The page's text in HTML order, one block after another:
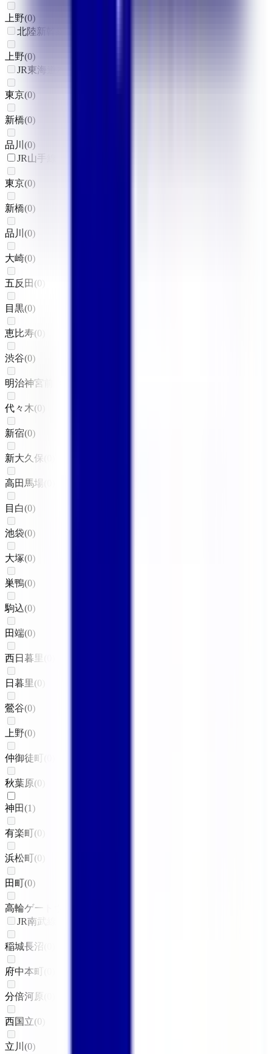
上野(0)
北陸新幹線
上野(0)
JR東海道本線(東京～熱海)
東京(0)
新橋(0)
品川 (0)
JR山手線
東京(0)
新橋(0)
品川 (0)
大崎(0)
五反田 (0
目黒(0)
恵比寿(0
渋谷(0)
明治神宮前〈原宿〉
代々木(0
新宿(0)
新大久保
高田馬場
目白(0)
池袋(0)
大塚(0)
巣鴨(0)
駒込(0)
田端(0)
西日暮里
日暮里(0
鶯谷(0)
上野(0)
仲御徒町
秋葉原(0
神田(1)
有楽町(0
浜松町(0
田町(0)
高輪ゲートウェイ
JR南武線
稲城長沼
府中本町
分倍河原
西国立(0
立川 (0)